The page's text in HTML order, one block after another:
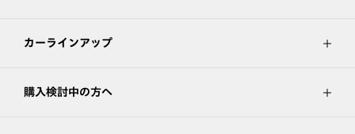
カーラインアップ
購入検討中の方へ